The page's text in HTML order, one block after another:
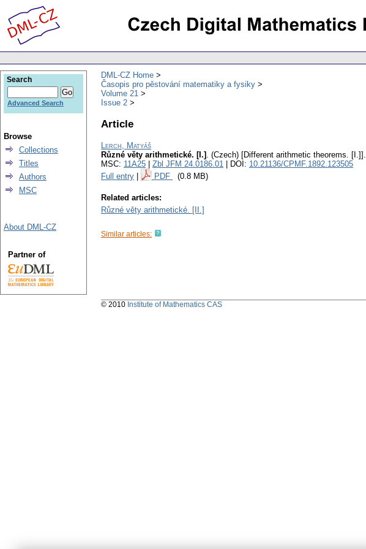
DML-CZ Home
Časopis pro pěstování matematiky a fysiky
Volume 21
Issue 2
Article
Lerch, Matyáš
Různé věty arithmetické. [I.] . (Czech) [Different arithmetic theorems. [I.]].
MSC: 11A25 Zbl JFM 24.0186.01 | DOI: 10.21136/CPMF.1892.123505
Full entry
PDF (0.8 MB)
Related articles:
Různé věty arithmetické. [II.]
Similar articles:
Search
Advanced Search
Browse
Collections
Titles
Authors
MSC
About DML-CZ
Partner of
© 2010 Institute of Mathematics CAS